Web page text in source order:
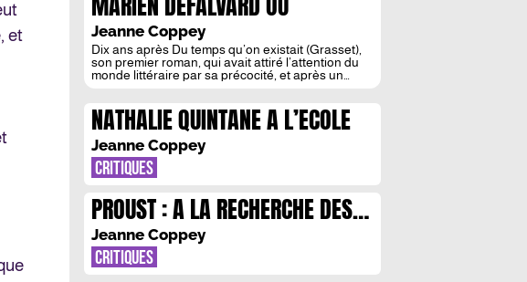
et
L’EFFONDREMENT
Jeanne Coppey
Dix ans après Du temps qu’on existait (Grasset),
son premier roman, qui avait attiré l’attention du
monde littéraire par sa précocité, et après un
L’Architecture, sorti chez Fayard à la rentrée
littéraire de janvier. Menée à la première
personne, ce qui […]
NATHALIE QUINTANE A L’ECOLE
Jeanne Coppey
CRITIQUES
PROUST : A LA RECHERCHE DES
MANUSCRITS PERDUS
Jeanne Coppey
CRITIQUES